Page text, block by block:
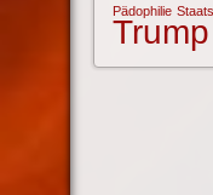
Pädophilie
Trump